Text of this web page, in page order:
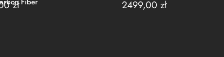
zł 2499,00 zł